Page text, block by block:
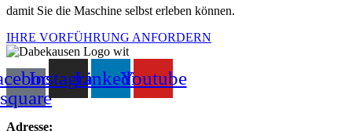
damit Sie die Maschine selbst erleben können.
IHRE VORFÜHRUNG ANFORDERN
square
InstagramLinkedinYoutube
Adresse: